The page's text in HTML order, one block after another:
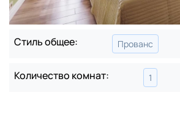
Стиль общее: Прованс
Количество комнат: 1